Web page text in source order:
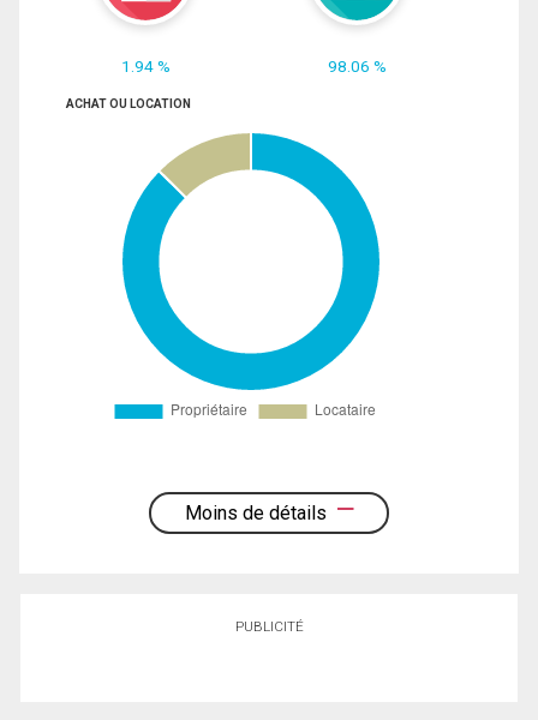
1.94 % 98.06 %
ACHAT OU LOCATION
Moins de détails
PUBLICITÉ